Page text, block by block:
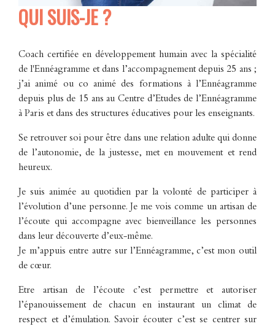
QUI SUIS-JE ?
Coach certifiée en développement humain avec la spécialité
de l'Ennéagramme et dans l’accompagnement depuis 25 ans ;
j’ai animé ou co animé des formations à l’Ennéagramme
depuis plus de 15 ans au Centre d’Etudes de l’Ennéagramme
à Paris et dans des structures éducatives pour les enseignants.
Se retrouver soi pour être dans une relation adulte qui donne
de l’autonomie, de la justesse, met en mouvement et rend
heureux.
Je suis animée au quotidien par la volonté de participer à
l’évolution d’une personne. Je me vois comme un artisan de
l’écoute qui accompagne avec bienveillance les personnes
dans leur découverte d’eux-même.
Je m’appuis entre autre sur l’Ennéagramme, c’est mon outil
de cœur.
Etre artisan de l’écoute c’est permettre et autoriser
l’épanouissement de chacun en instaurant un climat de
respect et d’émulation. Savoir écouter c’est se centrer sur